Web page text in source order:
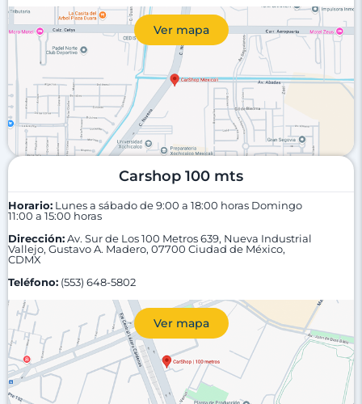
Ver mapa
Carshop 100 mts
Horario: Lunes a sábado de 9:00 a 18:00 horas Domingo
11:00 a 15:00 horas
Dirección:Av. Sur de Los 100 Metros 639, Nueva Industrial
Vallejo, Gustavo A. Madero, 07700 Ciudad de México,
CDMX
Teléfono: (553) 648-5802
Ver mapa